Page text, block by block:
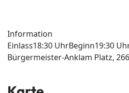
Information
Einlass18:30 UhrBeginn19:30
Bürgermeister-Anklam Platz,